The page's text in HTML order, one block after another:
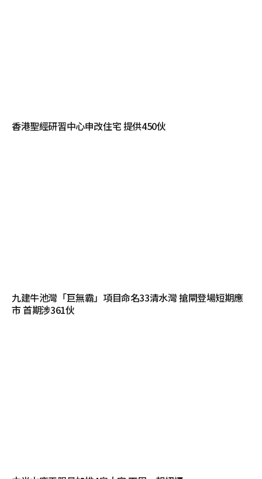
香港聖經研習中心申改住宅 提供450伙
九建牛池灣「巨無霸」項目命名33清水灣 搶閘登場短期應
市 首期涉361伙